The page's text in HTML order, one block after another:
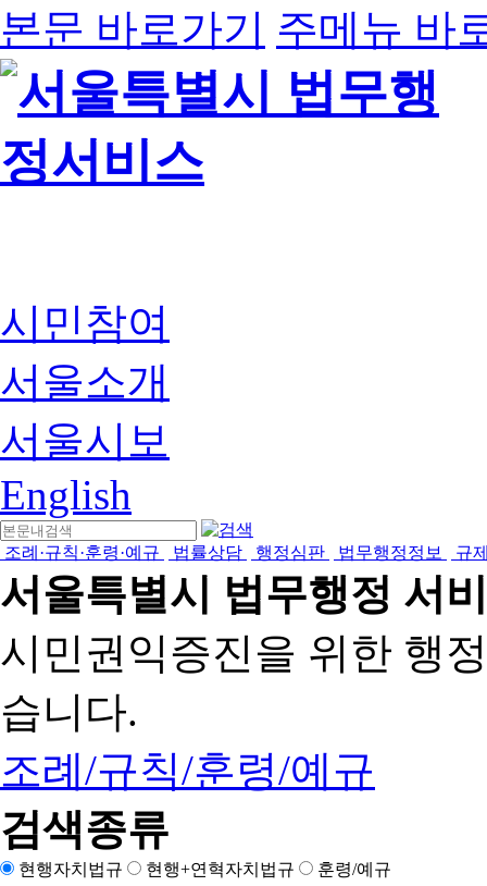
본문 바로가기 주메뉴 바
시민참여
서울소개
서울시보
English
조례·규칙·훈령·예규 법률상담 행정심판 법무행정정보 규
서울특별시 법무행정 서
시민권익증진을 위한 행
습니다.
조례/규칙/훈령/예규
검색종류
현행자치법규 현행+연혁자치법규 훈령/예규